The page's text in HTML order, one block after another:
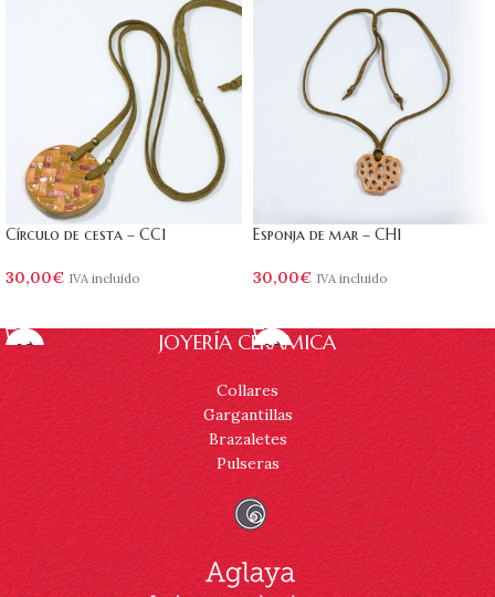
Círculo de cesta – CC1
30,00€ IVA incluido
Esponja de mar – CH1
30,00€ IVA incluido
JOYERÍA CERÁMICA
Collares
Gargantillas
Brazaletes
Pulseras